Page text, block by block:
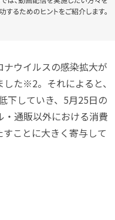
ウイルスの感染拡大が
た※2。それによると、
下していき、5月25日の
・通販以外における消費
ことに大きく寄与して